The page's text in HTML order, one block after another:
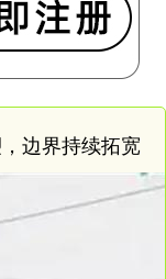
边界持续拓宽